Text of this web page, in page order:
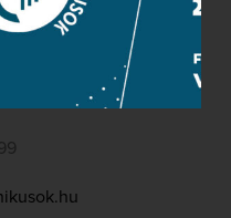
u. 1. (Müpa)